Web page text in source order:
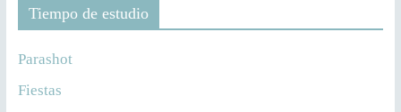
Tiempo de estudio
Parashot
Fiestas